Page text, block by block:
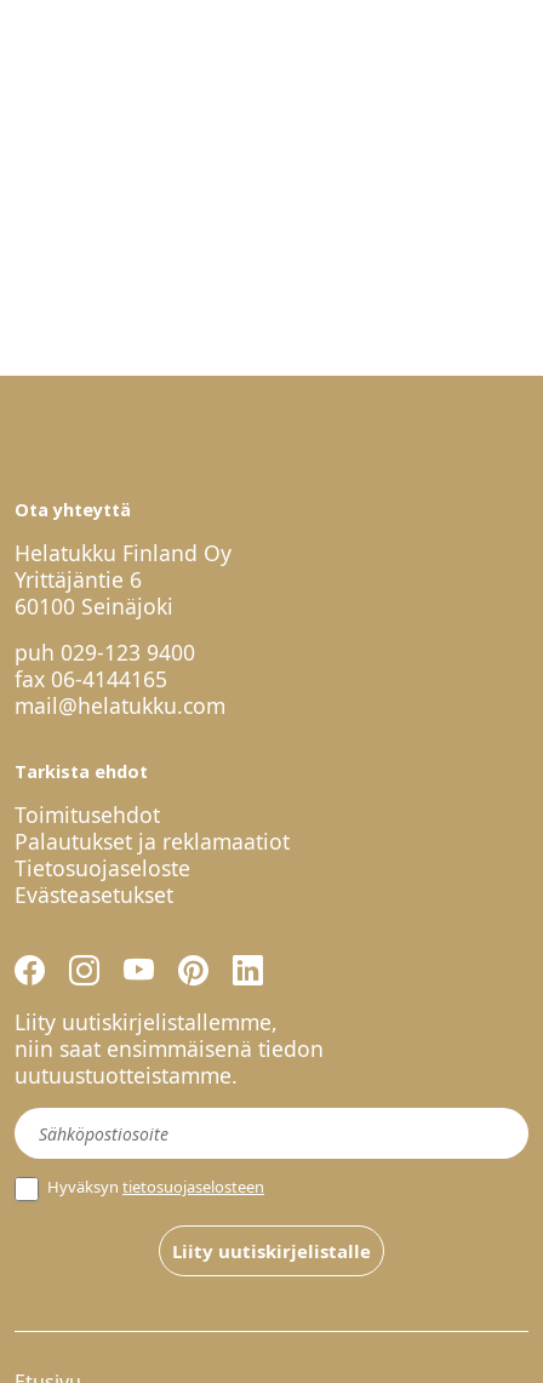
Ota yhteyttä
Helatukku Finland Oy
Yrittäjäntie 6
60100 Seinäjoki
puh 029-123 9400
fax 06-4144165
mail@helatukku.com
Tarkista ehdot
Toimitusehdot
Palautukset ja reklamaatiot
Tietosuojaseloste
Evästeasetukset
Liity uutiskirjelistallemme,
niin saat ensimmäisenä tiedon
uutuustuotteistamme.
Uutiskirje
Hyväksyn tietosuojaselosteen
Liity uutiskirjelistalle